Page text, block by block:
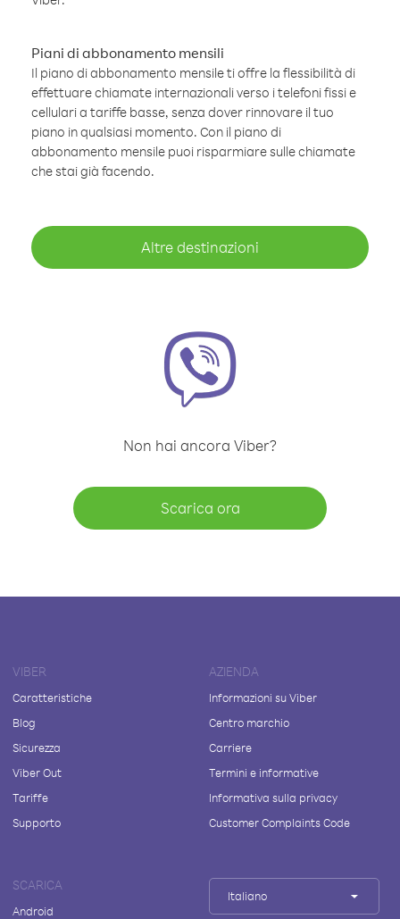
Piani di abbonamento mensili
Il piano di abbonamento mensile ti offre la flessibilità di
effettuare chiamate internazionali verso i telefoni fissi e
cellulari a tariffe basse, senza dover rinnovare il tuo
piano in qualsiasi momento. Con il piano di
abbonamento mensile puoi risparmiare sulle chiamate
che stai già facendo.
Altre destinazioni
Non hai ancora Viber?
Scarica ora
VIBER
Caratteristiche
Blog
Sicurezza
Viber Out
Tariffe
Supporto
AZIENDA
Informazioni su Viber
Centro marchio
Carriere
Termini e informative
Informativa sulla privacy
Customer Complaints Code
SCARICA
Android
Italiano